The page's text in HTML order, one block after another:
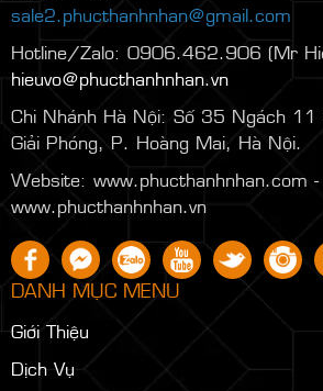
sale2.phucthanhnhan@gmail.com
Hotline/Zalo: 0906.462.906 (Mr
hieuvo@phucthanhnhan.vn
Chi Nhánh Hà Nội: Số 35 Ngách
Giải Phóng, P. Hoàng Mai, Hà Nội.
Website: www.phucthanhnhan.com -
www.phucthanhnhan.vn
DANH MỤC MENU
Giới Thiệu
Dịch Vụ